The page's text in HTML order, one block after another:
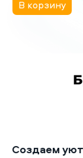
В корзину
Создаем